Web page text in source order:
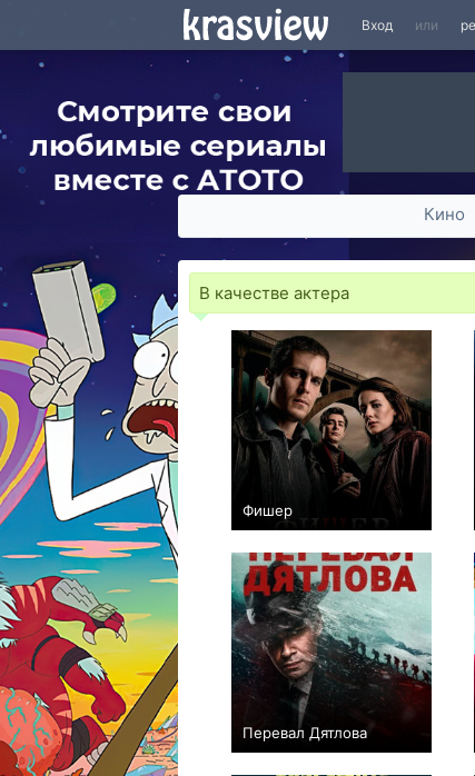
Вход или
Кино
В качестве актера
Фишер
+478 24 7380
Перевал Дятлова
+85 9 1024